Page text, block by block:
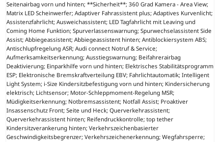
Seitenairbag vorn und hinten; **Sicherheit**; 360 Grad Kamera - Area View;
Matrix LED Scheinwerfer; Adaptiver Fahrassistent plus; Adaptives Kurvenlicht;
Assistenzfahrlicht; Ausweichassistent; LED Tagfahrlicht mit Leaving und
Coming Home Funktion; Spurverlassenswarnung; Spurwechselassistent Side
Assist; Abbiegeassistent; Abbiegeassistent hinten; Antiblockiersystem ABS;
Antischlupfregelung ASR; Audi connect Notruf & Service;
Aufmerksamkeitserkennung; Ausstiegswarnung; Beifahrerairbag
Deaktivierung; Einparkhilfe vorn und hinten; Elektrisches Stabilitätsprogramm
ESP; Elektronische Bremskraftverteilung EBV; Fahrlichtautomatik; Intelligent
Light System; i-Size Kindersitzbefestigung vorn und hinten; Kindersicherung
elektrisch; Lichtsensor; Motor-Schleppmoment-Regelung MSR;
Müdigkeitserkennung; Notbremsassistent; Notfall Assist; Proaktiver
Insassenschutz Front; Seite und Heck; Querverkehrassistent;
Querverkehrassistent hinten; Reifendruckkontrolle; top tether
Kindersitzverankerung hinten; Verkehrszeichenbasierter
Geschwindigkeitsbegrenzer; Verkehrszeichenerkennung; Wegfahrsperre;